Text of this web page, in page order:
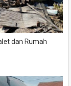
dan Rumah